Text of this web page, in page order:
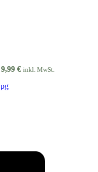
9,99 € inkl. MwSt.